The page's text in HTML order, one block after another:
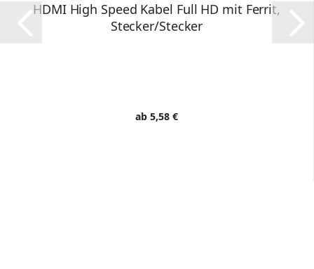
HDMI High Speed Kabel Full HD mit Ferrit,
Stecker/Stecker
ab 5,58 €